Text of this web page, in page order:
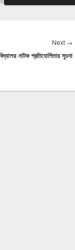
Next →
নাটক প্রতিযোগিতার সূচনা